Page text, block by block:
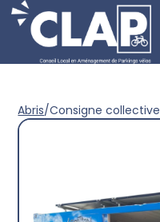
Abris/Consigne collective